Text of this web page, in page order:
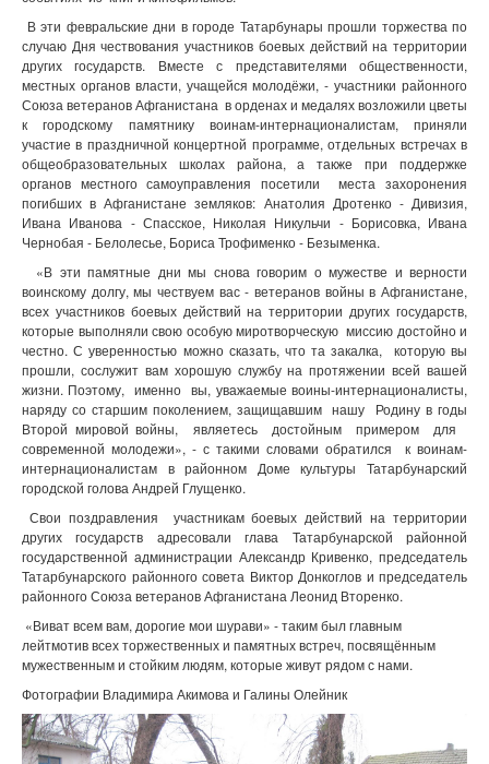
В эти февральские дни в городе Татарбунары прошли торжества по
случаю Дня чествования участников боевых действий на территории
других государств. Вместе с представителями общественности,
местных органов власти, учащейся молодёжи, - участники районного
Союза ветеранов Афганистана в орденах и медалях возложили цветы
к городскому памятнику воинам-интернационалистам, приняли
участие в праздничной концертной программе, отдельных встречах в
общеобразовательных школах района, а также при поддержке
органов местного самоуправления посетили места захоронения
погибших в Афганистане земляков: Анатолия Дротенко - Дивизия,
Ивана Иванова - Спасское, Николая Никульчи - Борисовка, Ивана
Чернобая - Белолесье, Бориса Трофименко - Безыменка.
«В эти памятные дни мы снова говорим о мужестве и верности
воинскому долгу, мы чествуем вас - ветеранов войны в Афганистане,
всех участников боевых действий на территории других государств,
которые выполняли свою особую миротворческую миссию достойно и
честно. С уверенностью можно сказать, что та закалка, которую вы
прошли, сослужит вам хорошую службу на протяжении всей вашей
жизни. Поэтому, именно вы, уважаемые воины-интернационалисты,
наряду со старшим поколением, защищавшим нашу Родину в годы
Второй мировой войны, являетесь достойным примером для
современной молодежи», - с такими словами обратился к воинам-
интернационалистам в районном Доме культуры Татарбунарский
городской голова Андрей Глущенко.
Свои поздравления участникам боевых действий на территории
других государств адресовали глава Татарбунарской районной
государственной администрации Александр Кривенко, председатель
Татарбунарского районного совета Виктор Донкоглов и председатель
районного Союза ветеранов Афганистана Леонид Вторенко.
«Виват всем вам, дорогие мои шурави» - таким был главным
лейтмотив всех торжественных и памятных встреч, посвящённым
мужественным и стойким людям, которые живут рядом с нами.
Фотографии Владимира Акимова и Галины Олейник